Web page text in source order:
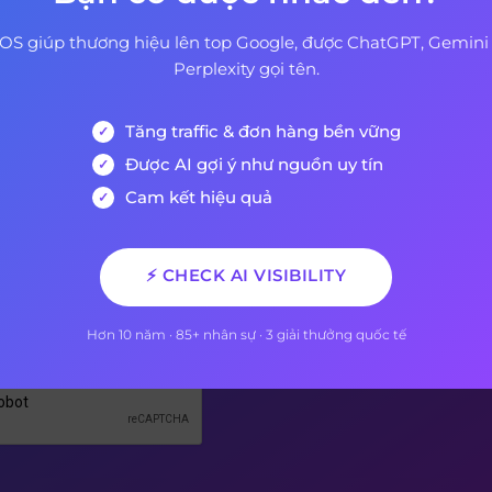
Nhận Bản Tin Của
sẽ là người đầu tiên biết khi có bài viết mới được xuất
giúp thương hiệu lên top Google, được ChatGPT, Gemini
Perplexity gọi tên.
Tăng traffic & đơn hàng bền vững
Được AI gợi ý như nguồn uy tín
Cam kết hiệu quả
⚡ CHECK AI VISIBILITY
Hơn 10 năm · 85+ nhân sự · 3 giải thưởng quốc tế